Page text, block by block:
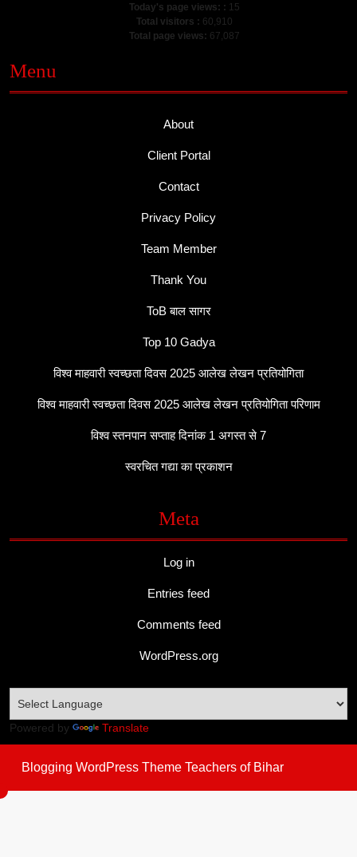
Today's page views: : 15
Total visitors : 60,910
Total page views: 67,087
Menu
About
Client Portal
Contact
Privacy Policy
Team Member
Thank You
ToB बाल सागर
Top 10 Gadya
विश्व माहवारी स्वच्छता दिवस 2025 आलेख लेखन प्रतियोगिता
विश्व माहवारी स्वच्छता दिवस 2025 आलेख लेखन प्रतियोगिता परिणाम
विश्व स्तनपान सप्ताह दिनांक 1 अगस्त से 7
स्वरचित गद्या का प्रकाशन
Meta
Log in
Entries feed
Comments feed
WordPress.org
Powered by Translate
Blogging WordPress Theme Teachers of Bihar